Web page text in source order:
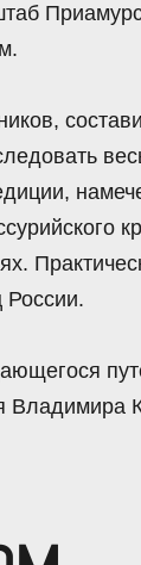
России.
Владимира